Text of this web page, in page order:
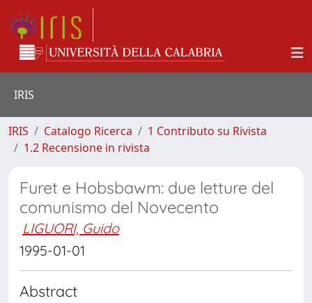
IRIS
IRIS Catalogo Ricerca
1 Contributo su Rivista
1.2 Recensione in rivista
Furet e Hobsbawm: due letture del
comunismo del Novecento
LIGUORI, Guido
1995-01-01
Abstract